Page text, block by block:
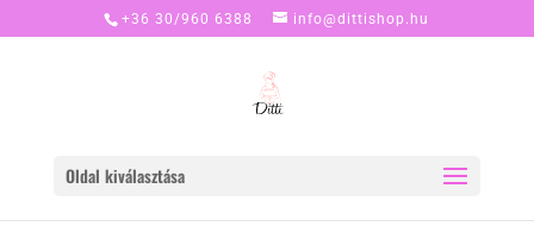
+36 30/960 6388 info@dittishop.hu
Oldal kiválasztása